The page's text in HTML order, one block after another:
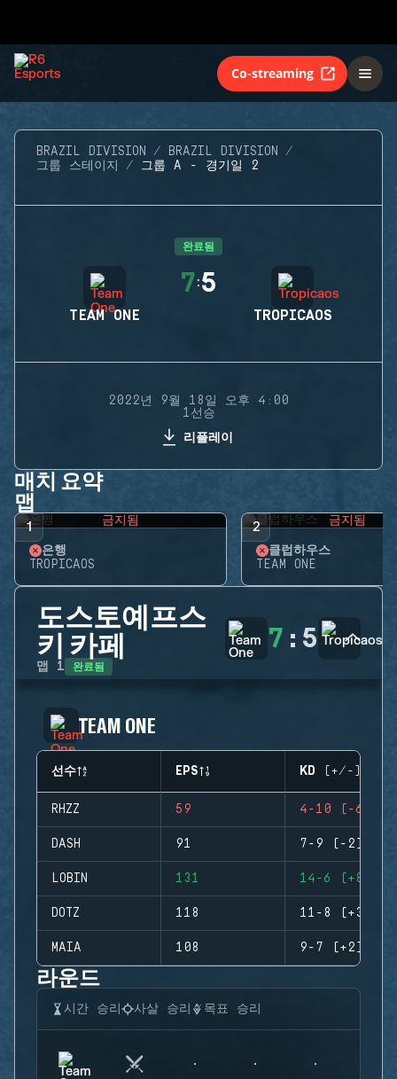
Co-streaming
BRAZIL DIVISION
BRAZIL DIVISION
그룹 스테이지
그룹 A - 경기일 2
완료됨
TEAM ONE
7:5
TROPICAOS
2022년 9월 18일 오후 4:00
1선승
리플레이
매치 요약
맵
1 금지됨
은행
TROPICAOS
2 금지됨
클럽하우스
TEAM ONE
도스토예프스
키 카페
맵 1 완료됨
7 : 5
TEAM ONE
선수 EPS KD (+/-)
RHZZ 59 4-10 (-6)
DASH 91 7-9 (-2)
LOBIN 131 14-6 (+8)
DOTZ 118 11-8 (+3)
MAIA 108 9-7 (+2)
라운드
시간 승리 사살 승리 목표 승리